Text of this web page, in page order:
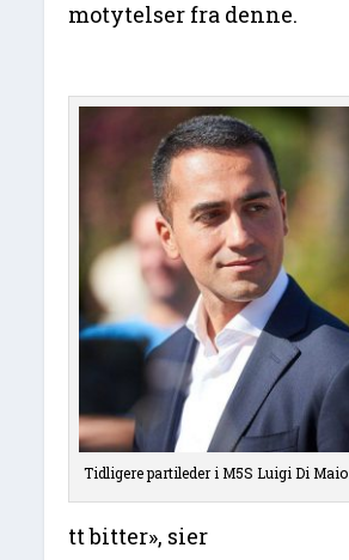
motytelser fra denne.
Tidligere partileder i M5S Luigi Di Maio
tt bitter», sier